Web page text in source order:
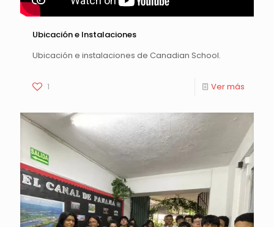
Ubicación e Instalaciones
Ubicación e instalaciones de Canadian School.
1 Ver más